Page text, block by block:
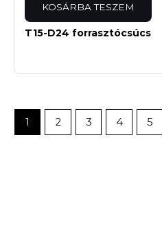
KOSÁRBA TESZEM
T15-D24 forrasztócsúcs
1 2 3 4 5